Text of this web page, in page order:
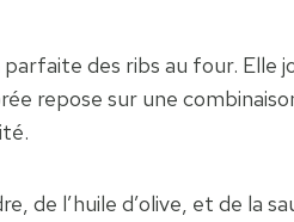
des ribs au four. Elle
repose sur une
l’huile d’olive, et de la